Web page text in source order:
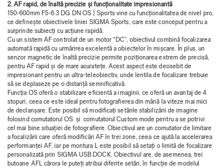
2. AF rapid, de înaltă precizie și funcționalitate impresionantă
150-600mm F5-6.3 DG DN OS | Sports vine cu funcționalitatea de nivel pro,
ce definește obiectivele liniei SIGMA Sports, care este conceput pentru a
surprinde subiecți cu acțiune rapidă.
Cu un sistem AF controlat de un motor “DC”, obiectivul combină focalizarea
automată rapidă cu urmărirea excelentă a obiectelor în mișcare. În plus, un
senzor magnetic de înaltă precizie permite poziționarea extrem de precisă,
pentru AF rapid și de mare acuratețe. Acest aspect este deosebit de
impresionant pentru un ultra-teleobiectiv, unde lentila de focalizare trebuie
să se deplaseze pe o distanță semnificativă.
Funcția OS oferă o stabilizare eficientă a imaginii, ce oferă un avantaj de 4
stopuri, ceea ce este ideal pentru fotografierea din mână la viteze mai mici
de declanșare. Este posibil să modificați setările stabilizării de imagine
folosind comutatorul OS și comutatorul Custom mode pentru a se potrivi
cel mai bine situației de fotografiere. Obiectivul are un comutator de limitare
a focalizării care oferă modificări AF în trei zone, ceea ce ajută la accelerarea
performanței AF, iar pe montura L este posibil să setați o limită de focalizare
personalizată prin SIGMA USB DOCK. Obiectivul are, de asemenea, trei
butoane AFL cărora le puteți atribui diferite setări, în funcție de modelul